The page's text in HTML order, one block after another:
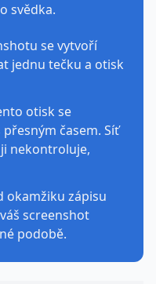
svědka.
se vytvoří
jednu tečku a otisk
otisk se
časem. Síť
nekontroluje,
okamžiku zápisu
screenshot
podobě.